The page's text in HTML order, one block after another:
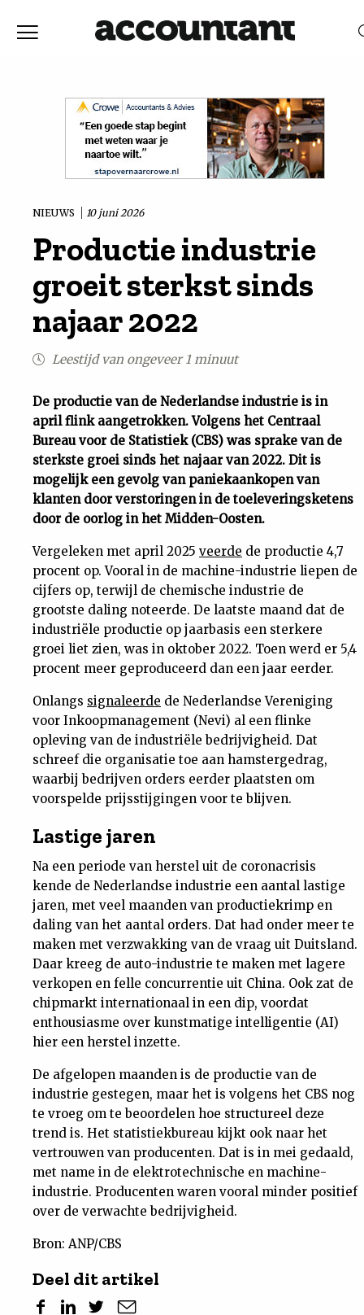
Vaktechniek
Achtergrond
Uit
Feiten
Cijfers
Tuchtrecht
Magazine
Podcast
Dossiers
Nieuwsbrief
Contact
NIEUWS 10 juni 2026
Productie industrie
groeit sterkst sinds
najaar 2022
Leestijd van ongeveer 1 minuut
De productie van de Nederlandse industrie is in
april flink aangetrokken. Volgens het Centraal
Bureau voor de Statistiek (CBS) was sprake van de
sterkste groei sinds het najaar van 2022. Dit is
mogelijk een gevolg van paniekaankopen van
klanten door verstoringen in de toeleveringsketens
door de oorlog in het Midden-Oosten.
Vergeleken met april 2025 veerde de productie 4,7
procent op. Vooral in de machine-industrie liepen de
cijfers op, terwijl de chemische industrie de
grootste daling noteerde. De laatste maand dat de
industriële productie op jaarbasis een sterkere
groei liet zien, was in oktober 2022. Toen werd er 5,4
procent meer geproduceerd dan een jaar eerder.
Onlangs signaleerde de Nederlandse Vereniging
voor Inkoopmanagement (Nevi) al een flinke
opleving van de industriële bedrijvigheid. Dat
schreef die organisatie toe aan hamstergedrag,
waarbij bedrijven orders eerder plaatsten om
voorspelde prijsstijgingen voor te blijven.
Lastige jaren
Na een periode van herstel uit de coronacrisis
kende de Nederlandse industrie een aantal lastige
jaren, met veel maanden van productiekrimp en
daling van het aantal orders. Dat had onder meer te
maken met verzwakking van de vraag uit Duitsland.
Daar kreeg de auto-industrie te maken met lagere
verkopen en felle concurrentie uit China. Ook zat de
chipmarkt internationaal in een dip, voordat
enthousiasme over kunstmatige intelligentie (AI)
hier een herstel inzette.
De afgelopen maanden is de productie van de
industrie gestegen, maar het is volgens het CBS nog
te vroeg om te beoordelen hoe structureel deze
trend is. Het statistiekbureau kijkt ook naar het
vertrouwen van producenten. Dat is in mei gedaald,
met name in de elektrotechnische en machine-
industrie. Producenten waren vooral minder positief
over de verwachte bedrijvigheid.
Bron: ANP/CBS
Deel dit artikel
RELEVANTIEDATUM